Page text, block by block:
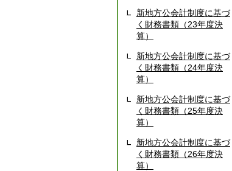
新地方公会計制度に基づ
く財務書類（23年度決
算）
新地方公会計制度に基づ
く財務書類（24年度決
算）
新地方公会計制度に基づ
く財務書類（25年度決
算）
新地方公会計制度に基づ
く財務書類（26年度決
算）